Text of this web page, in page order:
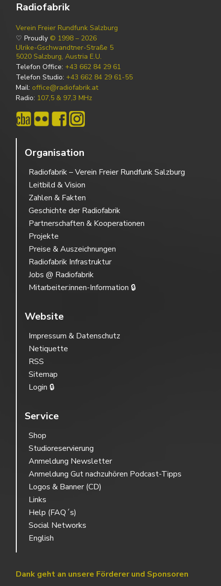
Radiofabrik
Verein Freier Rundfunk Salzburg
♡ Proudly © 1998 – 2026
Ulrike-Gschwandtner-Straße 5
5020 Salzburg, Austria E.U.
Telefon Office: +43 662 84 29 61
Telefon Studio: +43 662 84 29 61-55
Mail: office@radiofabrik.at
Radio: 107,5 & 97,3 MHz
Organisation
Radiofabrik – Verein Freier Rundfunk Salzburg
Leitbild & Vision
Zahlen & Fakten
Geschichte der Radiofabrik
Partnerschaften & Kooperationen
Projekte
Preise & Auszeichnungen
Radiofabrik Infrastruktur
Jobs @ Radiofabrik
Mitarbeiter:innen-Information 🔒
Website
Impressum & Datenschutz
Netiquette
RSS
Sitemap
Login 🔒
Service
Shop
Studioreservierung
Anmeldung Newsletter
Anmeldung Gut nachzuhören Podcast-Tipps
Logos & Banner (CD)
Links
Help (FAQ´s)
Social Networks
English
Dank geht an unsere Förderer und Sponsoren